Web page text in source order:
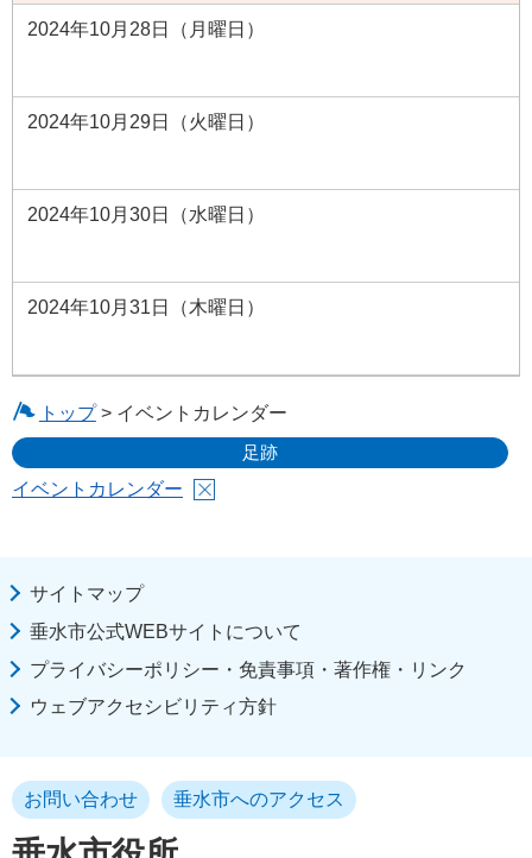
2024年10月28日（月曜日）
2024年10月29日（火曜日）
2024年10月30日（水曜日）
2024年10月31日（木曜日）
トップ> イベントカレンダー
足跡
イベントカレンダー
サイトマップ
垂水市公式WEBサイトについて
プライバシーポリシー・免責事項・著作権・リンク
ウェブアクセシビリティ方針
お問い合わせ 垂水市へのアクセス